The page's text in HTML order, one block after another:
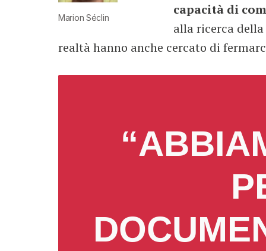
Marion Séclin
capacità di
alla ricerca
realtà hanno anche cercato di